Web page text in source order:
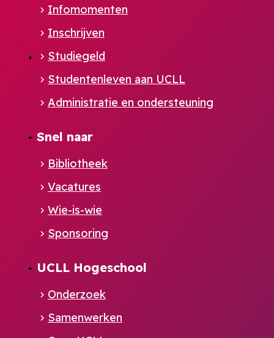
Footer
NL
Infomomenten
Inschrijven
Studiegeld
Studentenleven aan UCLL
Administratie en ondersteuning
Snel naar
Bibliotheek
Vacatures
Wie-is-wie
Sponsoring
UCLL Hogeschool
Onderzoek
Samenwerken